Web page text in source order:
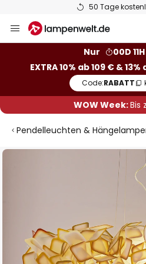
50 Tage
Inhalt
Nur
00D
EXTRA 10% ab 109 € & 13%
Code:RABATT
WOW Week:Bis
Pendelleuchten &
Zum